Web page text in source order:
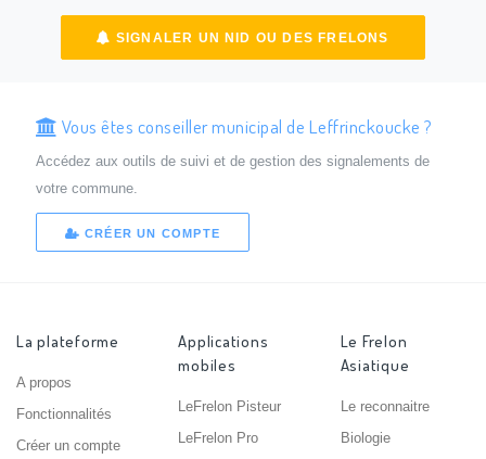
SIGNALER UN NID OU DES FRELONS
Vous êtes conseiller municipal de Leffrinckoucke ?
Accédez aux outils de suivi et de gestion des signalements de
votre commune.
CRÉER UN COMPTE
La plateforme
A propos
Fonctionnalités
Créer un compte
Applications
mobiles
LeFrelon Pisteur
LeFrelon Pro
Le Frelon
Asiatique
Le reconnaitre
Biologie